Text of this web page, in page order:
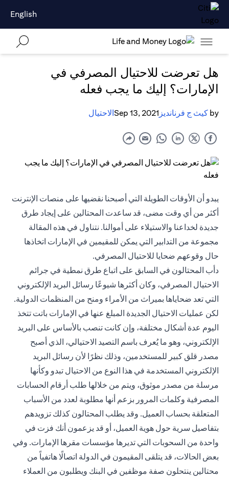
English
هل تعرضت للاحتيال المصرفي في
الإمارات؟ إليك ما يجب فعله
by كيث ج فرنانديز Sep 13, 2021الاحتيال
يبدو أن الأوقات الطويلة التي أصبحنا نقضيها على منصات الإنترنت
أكثر من أي وقت مضى، قد ساعدت المحتالين على إيجاد طرق
جديدة لخداعنا والاستيلاء على أموالنا. نتناول في هذه المقالة
مجموعة من التدابير التي يمكن للمقيمين في الإمارات اتخاذها
حال وقوعهم ضحايا للاحتيال المصرفي.
دأب المحتالون في السابق على اتباع طرق نمطية في جرائم
الاحتيال المصرفي، وكان أكثرها شيوعًا رسائل البريد الإلكتروني
التي تعد ضحاياها بميراث من الأمراء ومنح من المنظمات الدولية.
لكن عمليات الاحتيال الجديدة المبلغ عنها في الإمارات باتت تتخذ
اليوم عدة أشكال مختلفة، وإن كانت تنصب بالأساس على البريد
الإلكتروني، وهو ما يُعرف باسم التصيد الاحتيالي، الذي أصبح
مصدر قلق كبير للمستخدمين، وذلك نظرًا لأن رسائل البريد
الإلكتروني المستخدمة في هذا النوع من الاحتيال تبدو وكأنها
مرسلة من مصدر موثوق، ويتم من خلالها طلب أرقام الحسابات
المصرفية وكلمات المرور بزعم أنها مطلوبة لعدد من الأسباب
المتعلقة بحساب العميل. وقد يطلب المحتالون كذلك تزويدهم
بتفاصيل سرية حول هوية العميل، أو قد يزعمون أنك فزت في
واحدة من السحوبات التي تديرها مؤسسات مقرها الإمارات. وفي
بعض الحالات، قد يتلقى المقيمون في الدولة اتصالًا هاتفياً من
محتالين ينتحلون صفة موظفين في البنك ويطلبون من العملاء